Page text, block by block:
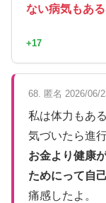
ない病気もある
+17
68. 匿名 2026/06/
私は体力もあ
気づいたら進
お金より健康
ためにって自
痛感したよ。